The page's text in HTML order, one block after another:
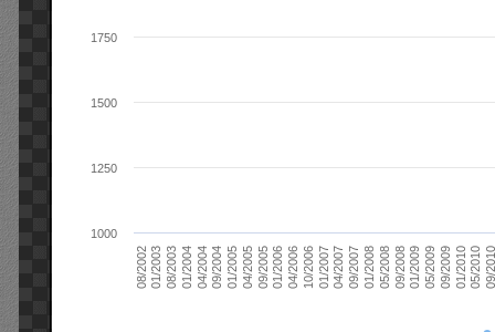
08/200201/200308/200301/200404/200409/200401/200504/200509/200501/200604/200610/200601/200704/200709/200701/200805/200809/200801/200905/200909/200901/201005/201009/
1000
1250
1500
1750